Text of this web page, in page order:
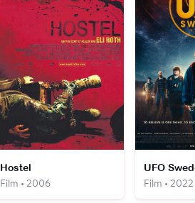
Hostel
Film • 2006
UFO
Film • 2022